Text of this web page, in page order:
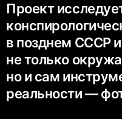
Проект
в позднем СССР
не только
но и сам
реальности —